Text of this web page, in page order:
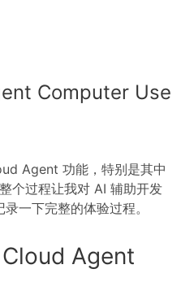
Computer Use
Agent 功能，特别是其中
个过程让我对 AI 辅助开发
一下完整的体验过程。
Agent